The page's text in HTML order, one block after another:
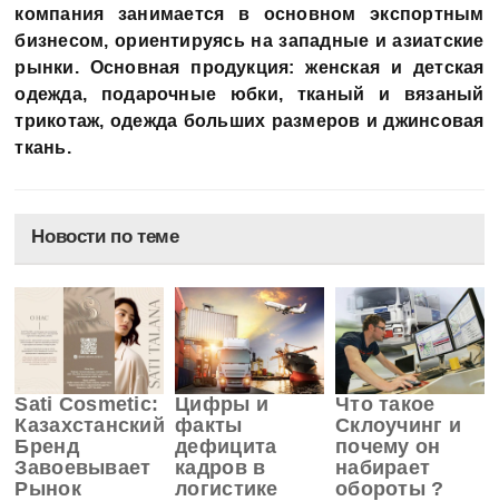
компания занимается в основном экспортным
бизнесом, ориентируясь на западные и азиатские
рынки. Основная продукция: женская и детская
одежда, подарочные юбки, тканый и вязаный
трикотаж, одежда больших размеров и джинсовая
ткань.
Новости по теме
Sati Cosmetic:
Казахстанский
Бренд
Завоевывает
Рынок
Цифры и
факты
дефицита
кадров в
логистике
Что такое
Склоучинг и
почему он
набирает
обороты ?